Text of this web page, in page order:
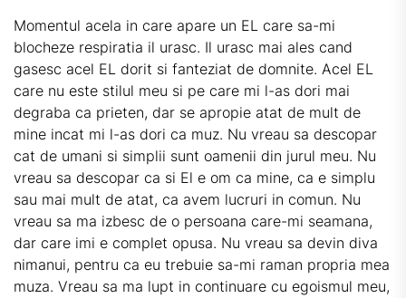
Momentul acela in care apare un EL care sa-mi
blocheze respiratia il urasc. Il urasc mai ales cand
gasesc acel EL dorit si fanteziat de domnite. Acel EL
care nu este stilul meu si pe care mi l-as dori mai
degraba ca prieten, dar se apropie atat de mult de
mine incat mi l-as dori ca muz. Nu vreau sa descopar
cat de umani si simplii sunt oamenii din jurul meu. Nu
vreau sa descopar ca si El e om ca mine, ca e simplu
sau mai mult de atat, ca avem lucruri in comun. Nu
vreau sa ma izbesc de o persoana care-mi seamana,
dar care imi e complet opusa. Nu vreau sa devin diva
nimanui, pentru ca eu trebuie sa-mi raman propria mea
muza. Vreau sa ma lupt in continuare cu egoismul meu,